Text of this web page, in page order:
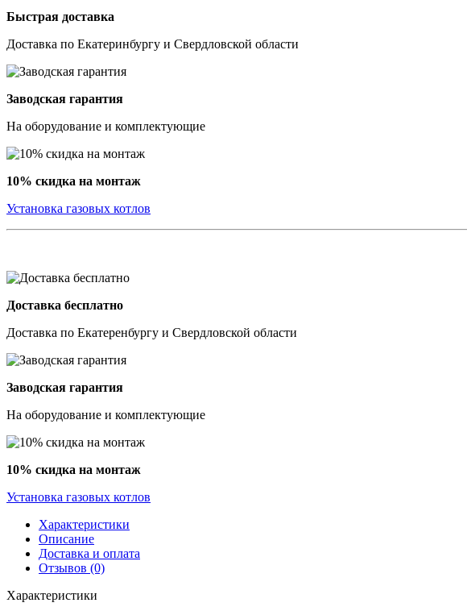
Быстрая доставка
Доставка по Екатеринбургу и Свердловской области
Заводская гарантия
На оборудование и комплектующие
10% скидка на монтаж
Установка газовых котлов
Доставка бесплатно
Доставка по Екатеренбургу и Свердловской области
Заводская гарантия
На оборудование и комплектующие
10% скидка на монтаж
Установка газовых котлов
Характеристики
Описание
Доставка и оплата
Отзывов (0)
Характеристики